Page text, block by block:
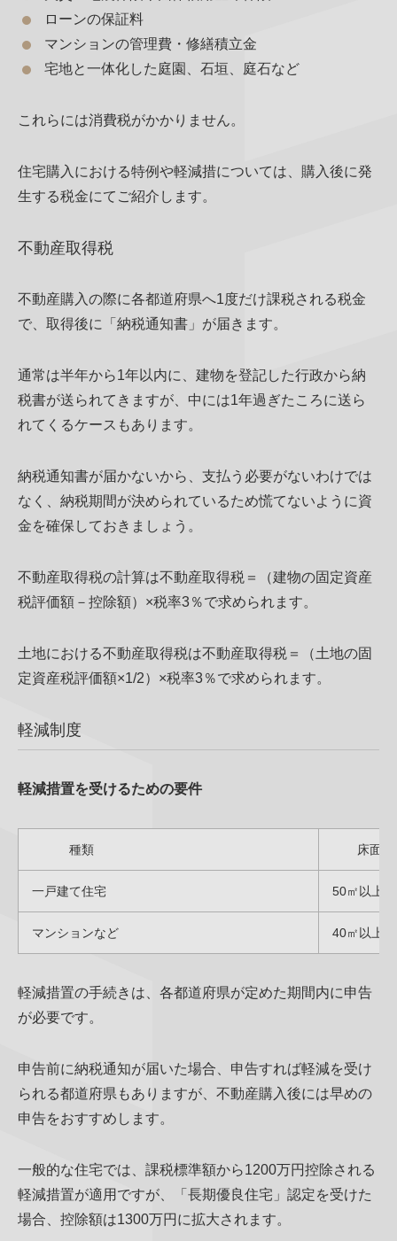
ローンの保証料
マンションの管理費・修繕積立金
宅地と一体化した庭園、石垣、庭石など
これらには消費税がかかりません。
住宅購入における特例や軽減措については、購入後に発
生する税金にてご紹介します。
不動産取得税
不動産購入の際に各都道府県へ1度だけ課税される税金
で、取得後に「納税通知書」が届きます。
通常は半年から1年以内に、建物を登記した行政から納
税書が送られてきますが、中には1年過ぎたころに送ら
れてくるケースもあります。
納税通知書が届かないから、支払う必要がないわけでは
なく、納税期間が決められているため慌てないように資
金を確保しておきましょう。
不動産取得税の計算は不動産取得税＝（建物の固定資産
税評価額－控除額）×税率3％で求められます。
土地における不動産取得税は不動産取得税＝（土地の固
定資産税評価額×1/2）×税率3％で求められます。
軽減制度
軽減措置を受けるための要件
種類 床面
一戸建て住宅 50㎡以上
マンションなど 40㎡以上
軽減措置の手続きは、各都道府県が定めた期間内に申告
が必要です。
申告前に納税通知が届いた場合、申告すれば軽減を受け
られる都道府県もありますが、不動産購入後には早めの
申告をおすすめします。
一般的な住宅では、課税標準額から1200万円控除される
軽減措置が適用ですが、「長期優良住宅」認定を受けた
場合、控除額は1300万円に拡大されます。